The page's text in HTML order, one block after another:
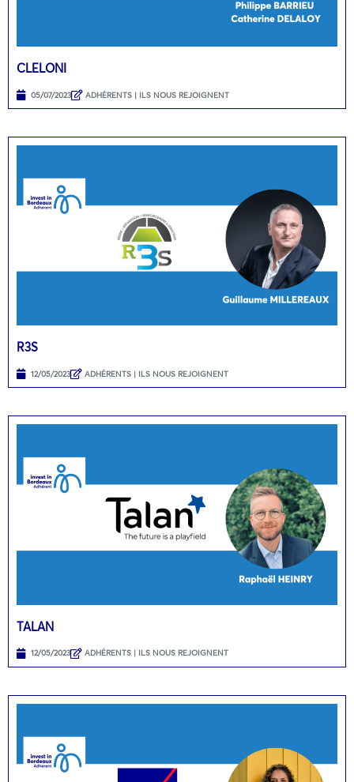
CLELONI
05/07/2023 ADHÉRENTS | ILS NOUS REJOIGNENT
R3S
12/05/2023 ADHÉRENTS | ILS NOUS REJOIGNENT
TALAN
12/05/2023 ADHÉRENTS | ILS NOUS REJOIGNENT